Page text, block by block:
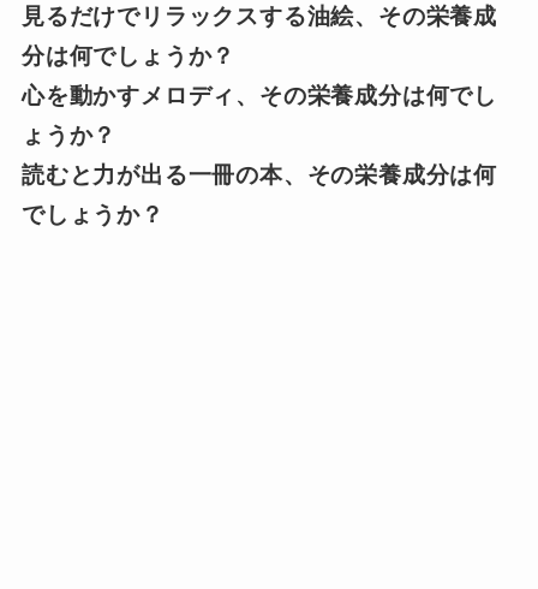
見るだけでリラックスする油絵、その栄養成
分は何でしょうか？
心を動かすメロディ、その栄養成分は何でし
ょうか？
読むと力が出る一冊の本、その栄養成分は何
でしょうか？